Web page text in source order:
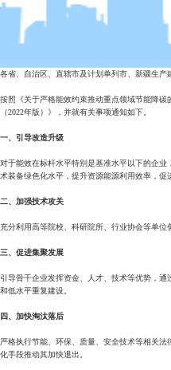
各省、自治区、直辖市及计划单列市、新疆生
按照《关于严格能效约束推动重点领域节能降
（2022年版）》，并就有关事项通知如下。
一、引导改造升级
对于能效在标杆水平特别是基准水平以下的企
术装备绿色化水平，提升资源能源利用效率，促
二、加强技术攻关
充分利用高等院校、科研院所、行业协会等单
三、促进集聚发展
引导骨干企业发挥资金、人才、技术等优势，
和低水平重复建设。
四、加快淘汰落后
严格执行节能、环保、质量、安全技术等相关
化手段推动其加快退出。